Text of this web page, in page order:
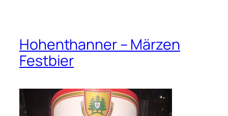
Hohenthanner – Märzen
Festbier